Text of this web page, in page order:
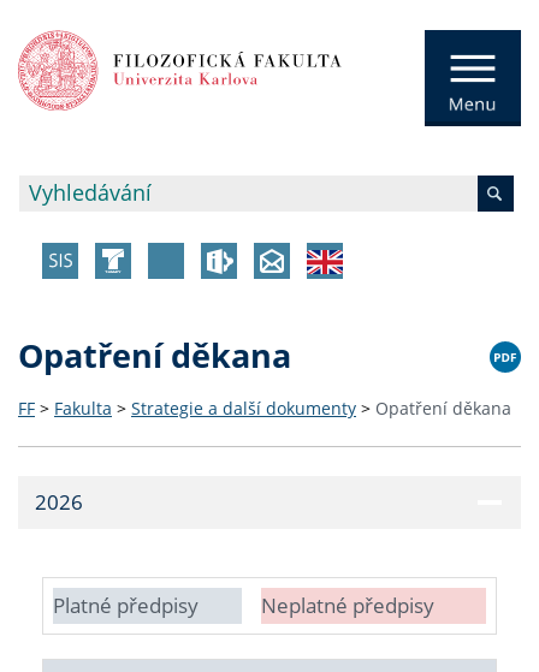
Opatření děkana
FF > Fakulta > Strategie a další dokumenty > Opatření děkana
2026
Platné předpisy Neplatné předpisy